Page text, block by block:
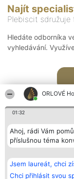
ORLOVÉ
01:32
Ahoj, rádi Vám
příslušnou téma
Jsem laureát, chci
Chci přihlásit svou
Najít
Plebiscit sdružuje
Hledáte odborníka
vyhledávání.
Bright Side Solutions sp. z o.
o. sp. k.
ul. Ruska 22